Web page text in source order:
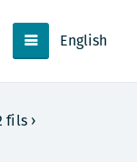
English
fils ›